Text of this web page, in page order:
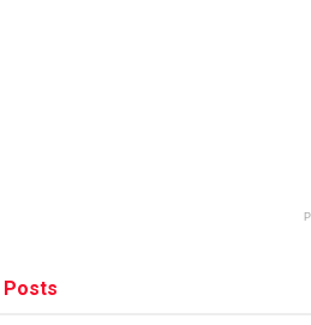
Posts